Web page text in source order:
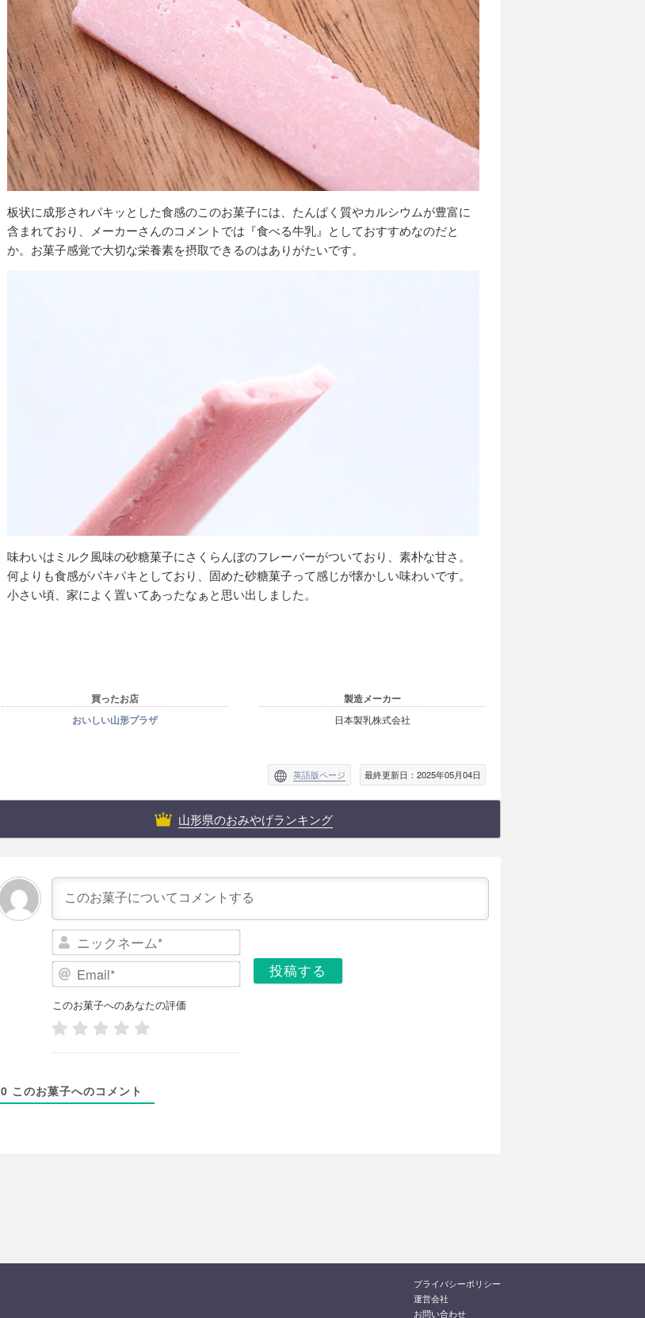
板状に成形されパキッとした食感のこのお菓子には、たんぱく質やカルシウムが豊富に
含まれており、メーカーさんのコメントでは『食べる牛乳』としておすすめなのだと
か。お菓子感覚で大切な栄養素を摂取できるのはありがたいです。
味わいはミルク風味の砂糖菓子にさくらんぼのフレーバーがついており、素朴な甘さ。
何よりも食感がパキパキとしており、固めた砂糖菓子って感じが懐かしい味わいです。
小さい頃、家によく置いてあったなぁと思い出しました。
買ったお店
おいしい山形プラザ
製造メーカー
日本製乳株式会社
英語版ページ 最終更新日：2025年05月04日
山形県のおみやげランキング
ッ
ネ
m
*
このお菓子へのあなたの評価
0 このお菓子へのコメント
プライバシーポリシー
運営会社
お問い合わせ